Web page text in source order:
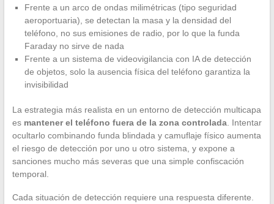
Frente a un arco de ondas milimétricas (tipo seguridad
aeroportuaria), se detectan la masa y la densidad del
teléfono, no sus emisiones de radio, por lo que la funda
Faraday no sirve de nada
Frente a un sistema de videovigilancia con IA de detección
de objetos, solo la ausencia física del teléfono garantiza la
invisibilidad
La estrategia más realista en un entorno de detección multicapa
es mantener el teléfono fuera de la zona controlada. Intentar
ocultarlo combinando funda blindada y camuflaje físico aumenta
el riesgo de detección por uno u otro sistema, y expone a
sanciones mucho más severas que una simple confiscación
temporal.
Cada situación de detección requiere una respuesta diferente.